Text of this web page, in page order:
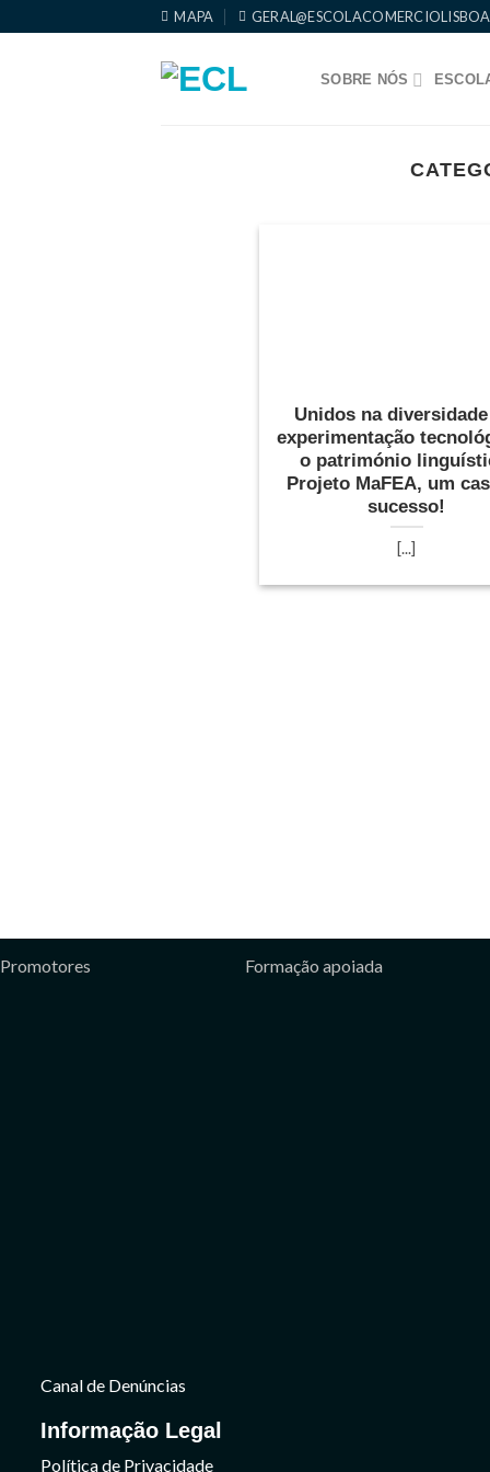
to
MAPA
SOBRE NÓS
Unidos na
experimentação
o património
Projeto MaFEA, um
sucesso!
[...]
Promotores Formação apoiada
Canal de Denúncias
Informação Legal
Política de Privacidade